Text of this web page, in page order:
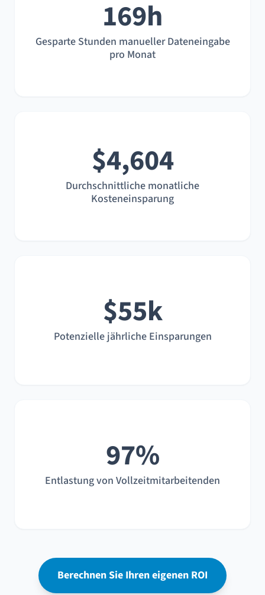
169h
Gesparte Stunden manueller Dateneingabe
pro Monat
$4,604
Durchschnittliche monatliche
Kosteneinsparung
$55k
Potenzielle jährliche Einsparungen
97%
Entlastung von Vollzeitmitarbeitenden
Berechnen Sie Ihren eigenen ROI